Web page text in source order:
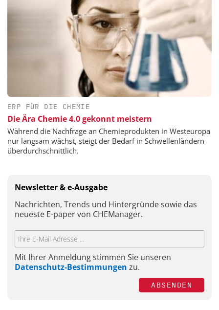
ERP FÜR DIE CHEMIE
Die Ära Chemie 4.0 gekonnt meistern
Während die Nachfrage an Chemieprodukten in Westeuropa
nur langsam wächst, steigt der Bedarf in Schwellenländern
überdurchschnittlich.
Newsletter & e-Ausgabe
Nachrichten, Trends und Hintergründe sowie das
neueste E-paper von CHEManager.
Mit Ihrer Anmeldung stimmen Sie unseren
Datenschutz-Bestimmungen zu.
ABSENDEN